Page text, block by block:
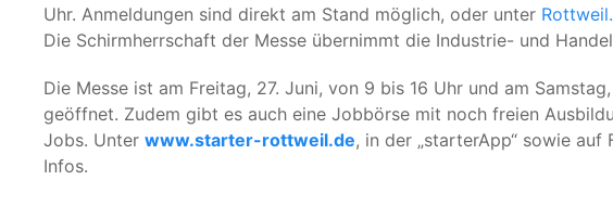
Uhr. Anmeldungen sind direkt am Stand möglich, oder unter
Die Schirmherrschaft der Messe übernimmt die Industrie- und
Die Messe ist am Freitag, 27. Juni, von 9 bis 16 Uhr und am
geöffnet. Zudem gibt es auch eine Jobbörse mit noch freien
Jobs. Unter www.starter-rottweil.de, in der „starterApp“ sowie
Infos.